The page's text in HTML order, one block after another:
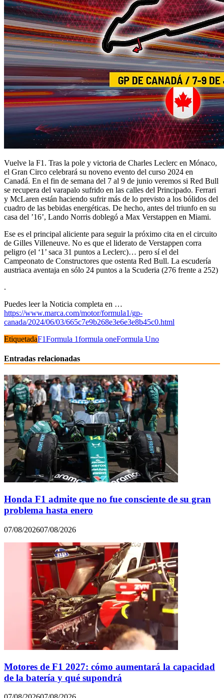
Vuelve la F1. Tras la pole y victoria de Charles Leclerc en Mónaco,
el Gran Circo celebrará su noveno evento del curso 2024 en
Canadá. En el fin de semana del 7 al 9 de junio veremos si Red Bull
se recupera del varapalo sufrido en las calles del Principado. Ferrari
y McLaren están haciendo sufrir más de lo previsto a los bólidos del
cuadro de las bebidas energéticas. De hecho, antes del triunfo en su
casa del ’16’, Lando Norris doblegó a Max Verstappen en Miami.
Ese es el principal aliciente para seguir la próximo cita en el circuito
de Gilles Villeneuve. No es que el liderato de Verstappen corra
peligro (el ‘1’ saca 31 puntos a Leclerc)… pero sí el del
Campeonato de Constructores que ostenta Red Bull. La escudería
austriaca aventaja en sólo 24 puntos a la Scuderia (276 frente a 252)
.
Puedes leer la Noticia completa en …
https://www.marca.com/motor/formula1/gp-
canada/2024/06/03/665c7e9b268e3e6e3e8b45c0.html
EtiquetadaF1Formula 1formula oneFormula Uno
Entradas relacionadas
Honda F1 admite que no fue consciente de su gran
problema hasta enero
07/08/202607/08/2026
Motores de F1 2027: cómo aumentará la capacidad
de la batería y qué supondrá